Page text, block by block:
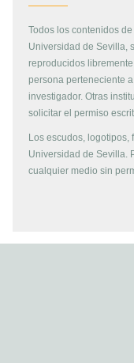
Todos los contenidos
Universidad de Sevilla,
reproducidos
persona perteneciente
investigador. Otras
solicitar el permiso
Los escudos,
Universidad de Sevilla.
cualquier medio sin